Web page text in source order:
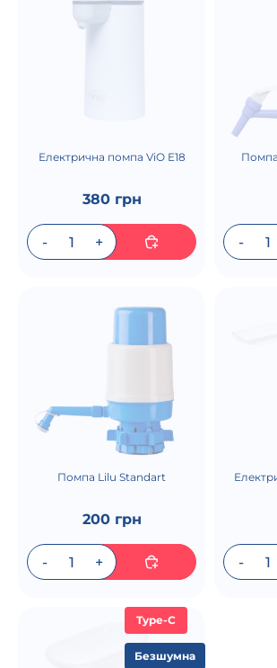
Електрична помпа ViO E18
380 грн
Помпа Lilu Standart
200 грн
Type-C
Безшумна